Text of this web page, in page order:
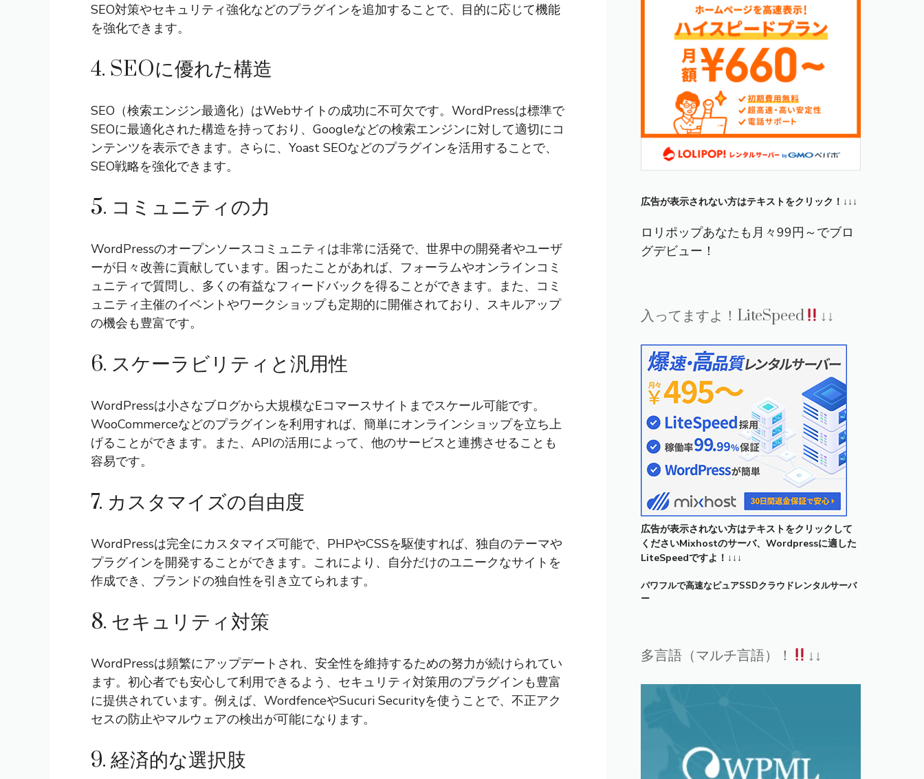
SEO対策やセキュリティ強化などのプラグインを追加することで、目的に応じて機能
を強化できます。
4. SEOに優れた構造
SEO（検索エンジン最適化）はWebサイトの成功に不可欠です。WordPressは標準で
SEOに最適化された構造を持っており、Googleなどの検索エンジンに対して適切にコ
ンテンツを表示できます。さらに、Yoast SEOなどのプラグインを活用することで、
SEO戦略を強化できます。
5. コミュニティの力
WordPressのオープンソースコミュニティは非常に活発で、世界中の開発者やユーザ
ーが日々改善に貢献しています。困ったことがあれば、フォーラムやオンラインコミ
ュニティで質問し、多くの有益なフィードバックを得ることができます。また、コミ
ュニティ主催のイベントやワークショップも定期的に開催されており、スキルアップ
の機会も豊富です。
6. スケーラビリティと汎用性
WordPressは小さなブログから大規模なEコマースサイトまでスケール可能です。
WooCommerceなどのプラグインを利用すれば、簡単にオンラインショップを立ち上
げることができます。また、APIの活用によって、他のサービスと連携させることも
容易です。
7. カスタマイズの自由度
WordPressは完全にカスタマイズ可能で、PHPやCSSを駆使すれば、独自のテーマや
プラグインを開発することができます。これにより、自分だけのユニークなサイトを
作成でき、ブランドの独自性を引き立てられます。
8. セキュリティ対策
WordPressは頻繁にアップデートされ、安全性を維持するための努力が続けられてい
ます。初心者でも安心して利用できるよう、セキュリティ対策用のプラグインも豊富
に提供されています。例えば、WordfenceやSucuri Securityを使うことで、不正アク
セスの防止やマルウェアの検出が可能になります。
9. 経済的な選択肢
広告が表示されない方はテキストをクリック！↓↓↓
ロリポップあなたも月々99円～でブロ
グデビュー！
入ってますよ！LiteSpeed ↓↓
広告が表示されない方はテキストをクリックして
くださいMixhostのサーバ、Wordpressに適した
LiteSpeedですよ！↓↓↓
パワフルで高速なピュアSSDクラウドレンタルサーバ
ー
多言語（マルチ言語）！ ↓↓